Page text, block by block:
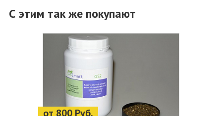
С этим так же покупают
от 800 Руб.